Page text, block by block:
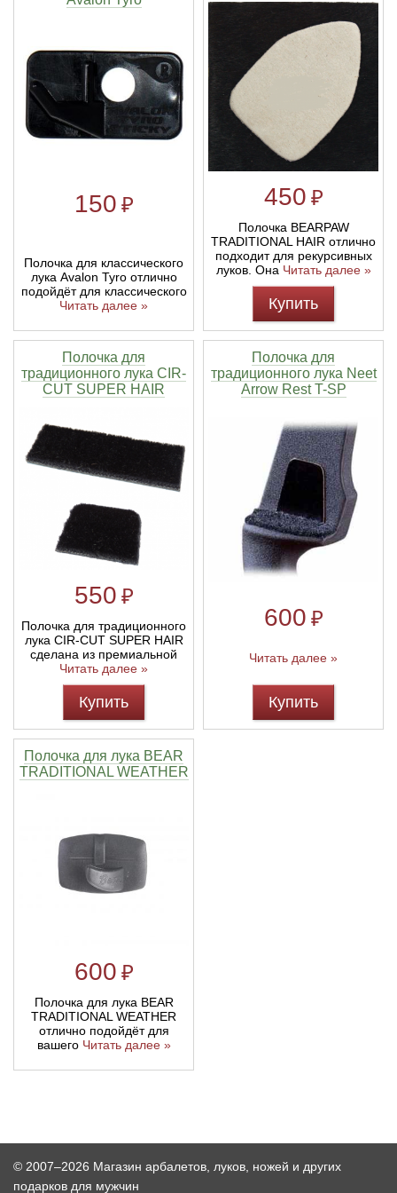
150 ₽
Полочка для классического
лука Avalon Tyro отлично
подойдёт для классического
Читать далее »
450 ₽
Полочка BEARPAW
TRADITIONAL HAIR отлично
подходит для рекурсивных
луков. Она Читать далее »
Купить
Полочка для
традиционного лука CIR-
CUT SUPER HAIR
550 ₽
Полочка для традиционного
лука CIR-CUT SUPER HAIR
сделана из премиальной
Читать далее »
Купить
Полочка для
традиционного лука Neet
Arrow Rest T-SP
600 ₽
Читать далее »
Купить
Полочка для лука BEAR
TRADITIONAL WEATHER
600 ₽
Полочка для лука BEAR
TRADITIONAL WEATHER
отлично подойдёт для
вашего Читать далее »
© 2007–2026 Магазин арбалетов, луков, ножей и других
подарков для мужчин
Натяжители для арбалетов
Ремни и петли
Тетива для лука, нити
Плечи для лука
Нагрудники
Краги для стрельбы
Напальчники для классических луков
Перчатки для традиционных луков
Линейки для настройки лука
Полочки для лука
Кликеры для лука
Киссеры для лука
Инсерты для лучных стрел
Стрелы для арбалета
Выниматели для стрел
Непальские кукри
Ножи тактические
Топорики-томагавки
Ножи известных брендов
Мультитулы
Метательные ножи
Охотничьи ножи
Паста для полировки ножей